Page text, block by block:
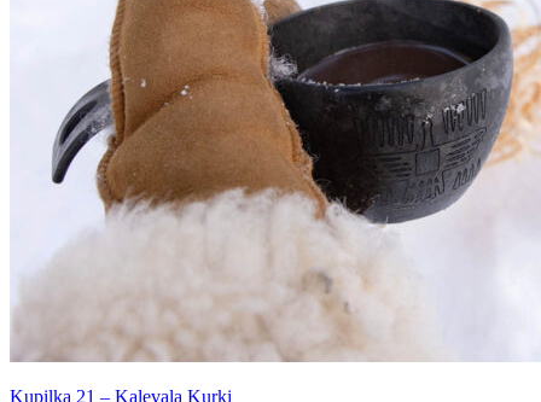
Kupilka 21 – Kalevala Kurki